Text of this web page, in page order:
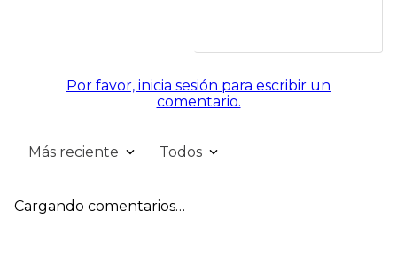
Por favor, inicia sesión para escribir un
comentario.
Más reciente Todos
Cargando comentarios…